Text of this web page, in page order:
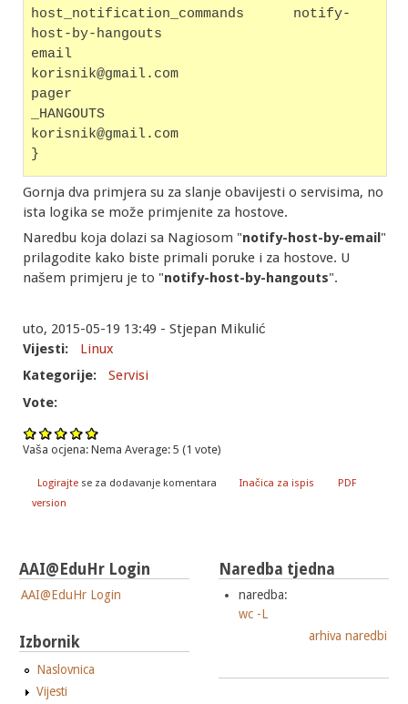
host_notification_commands      notify-
host-by-hangouts
email
korisnik@gmail.com
pager
_HANGOUTS
korisnik@gmail.com
}
Gornja dva primjera su za slanje obavijesti o servisima, no
ista logika se može primjenite za hostove.
Naredbu koja dolazi sa Nagiosom "notify-host-by-email"
prilagodite kako biste primali poruke i za hostove. U
našem primjeru je to "notify-host-by-hangouts".
uto, 2015-05-19 13:49 - Stjepan Mikulić
Vijesti:
Linux
Kategorije:
Servisi
Vote:
Vaša ocjena: Nema Average: 5 (1 vote)
Logirajtese za dodavanje komentara Inačica za ispis
PDF
version
AAI@EduHr Login
AAI@EduHr Login
Izbornik
Naslovnica
Vijesti
Naredba tjedna
naredba:
wc -L
arhiva naredbi